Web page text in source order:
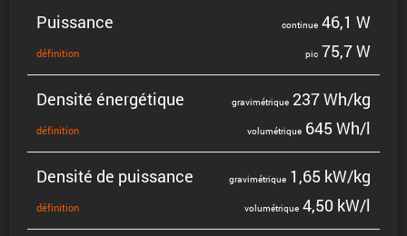
Puissance
défini­tion
continue 46,1 W
pic 75,7 W
Densité énergé­tique
défini­tion
gravi­mé­trique 237 Wh/kg
volumé­trique 645 Wh/l
Densité de puissance
défini­tion
gravi­mé­trique 1,65 kW/kg
volumé­trique 4,50 kW/l